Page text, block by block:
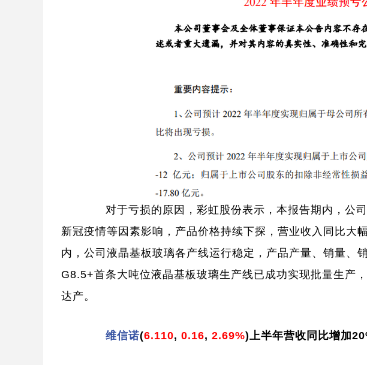
对于亏损的原因，彩虹股份表示，本报告期内，公司
新冠疫情等因素影响，产品价格持续下探，营业收入同比大
内，公司液晶基板玻璃各产线运行稳定，产品产量、销量、
G8.5+首条大吨位液晶基板玻璃生产线已成功实现批量生产
达产。
维信诺(6.110, 0.16, 2.69%)上半年营收同比增加